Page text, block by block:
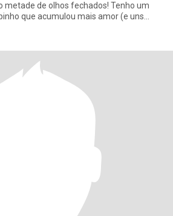
metade de olhos fechados! Tenho um
que acumulou mais amor (e uns